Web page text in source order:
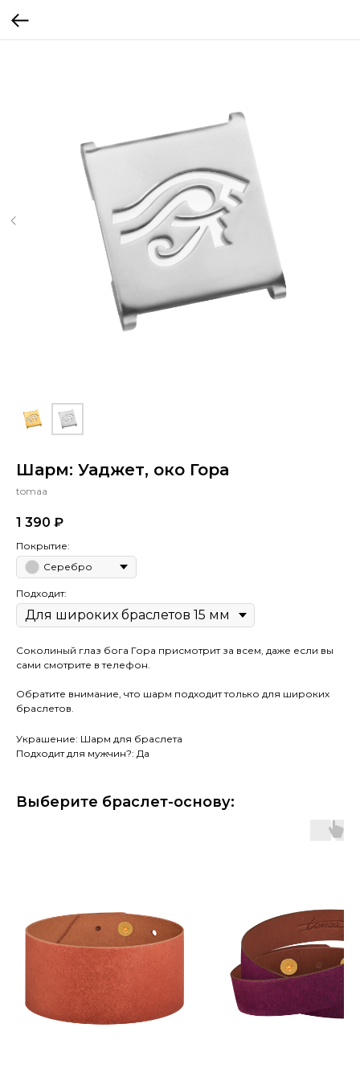
Шарм: Уаджет, око Гора
tomaa
1 390 ₽
Покрытие:
Серебро
Подходит:
Соколиный глаз бога Гора присмотрит за всем, даже если вы
сами смотрите в телефон.
Обратите внимание, что шарм подходит только для широких
браслетов.
Украшение: Шарм для браслета
Подходит для мужчин?: Да
Выберите браслет-основу: